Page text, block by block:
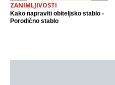
ZANIMLJIVOSTI
Kako napraviti obiteljsko stablo -
Porodično stablo